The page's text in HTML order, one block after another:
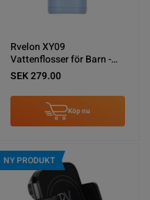
Rvelon XY09
Vattenflosser för Barn -
Blå
SEK 279.00
Köp nu
NY PRODUKT